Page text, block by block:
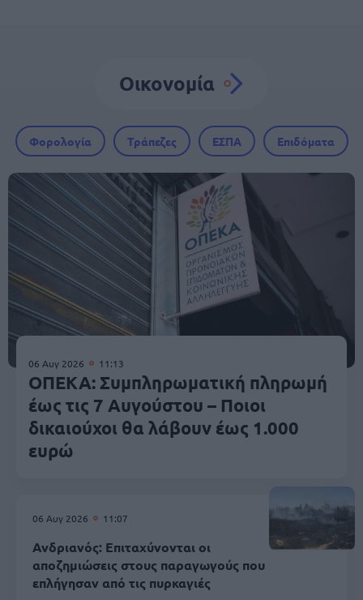
Οικονομία
Φορολογία Τράπεζες ΕΣΠΑ Επιδόματα
06 Αυγ 2026 11:13
ΟΠΕΚΑ: Συμπληρωματική πληρωμή
έως τις 7 Αυγούστου – Ποιοι
δικαιούχοι θα λάβουν έως 1.000
ευρώ
06 Αυγ 2026 11:07
Ανδριανός: Επιταχύνονται οι
αποζημιώσεις στους παραγωγούς που
επλήγησαν από τις πυρκαγιές